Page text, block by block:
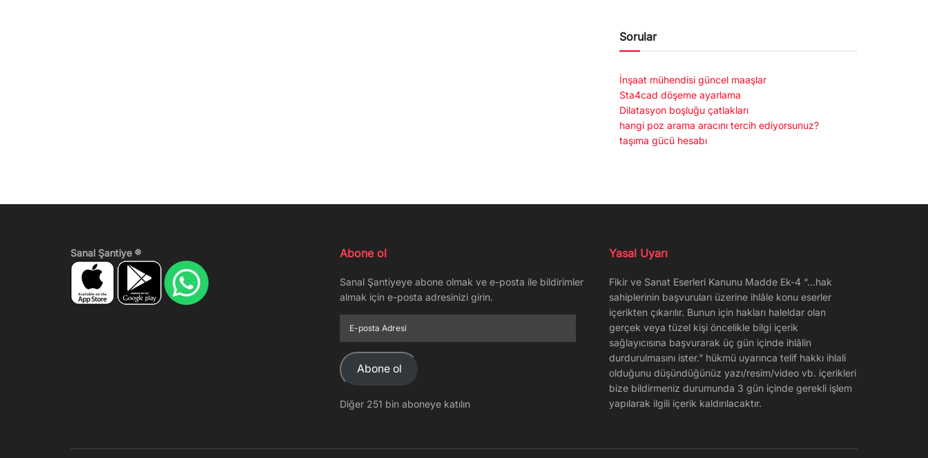
Sorular
İnşaat mühendisi güncel maaşlar
Sta4cad döşeme ayarlama
Dilatasyon boşluğu çatlakları
hangi poz arama aracını tercih ediyorsunuz?
taşıma gücü hesabı
Sanal Şantiye ® Abone ol
Sanal Şantiyeye abone olmak ve e-posta ile bildirimler
almak için e-posta adresinizi girin.
posta
Adresi
Abone ol
Diğer 251 bin aboneye katılın
Yasal Uyarı
Fikir ve Sanat Eserleri Kanunu Madde Ek-4 “…hak
sahiplerinin başvuruları üzerine ihlâle konu eserler
içerikten çıkarılır. Bunun için hakları haleldar olan
gerçek veya tüzel kişi öncelikle bilgi içerik
sağlayıcısına başvurarak üç gün içinde ihlâlin
durdurulmasını ister.” hükmü uyarınca telif hakkı ihlali
olduğunu düşündüğünüz yazı/resim/video vb. içerikleri
bize bildirmeniz durumunda 3 gün içinde gerekli işlem
yapılarak ilgili içerik kaldırılacaktır.